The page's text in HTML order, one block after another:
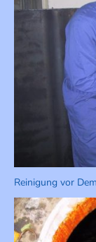
Reinigung vor